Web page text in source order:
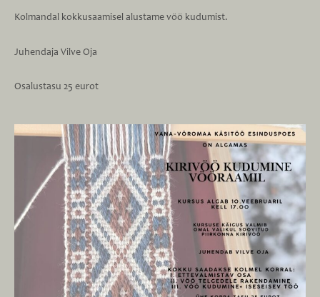
Kolmandal kokkusaamisel alustame vöö kudumist.
Juhendaja Vilve Oja
Osalustasu 25 eurot